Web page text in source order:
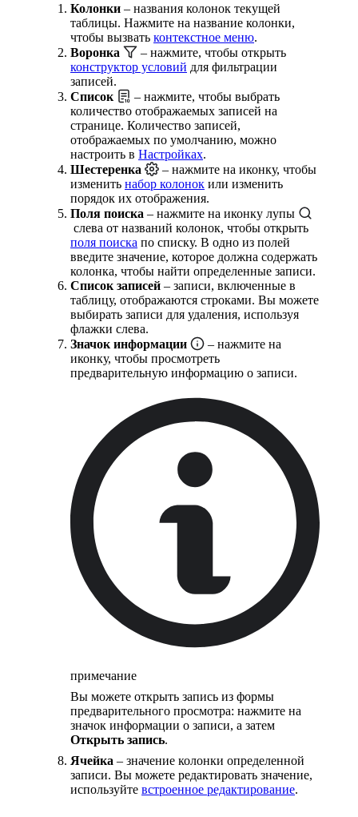
Колонки – названия колонок текущей
таблицы. Нажмите на название колонки,
чтобы вызвать контекстное меню.
Воронка
– нажмите, чтобы открыть
конструктор условий для фильтрации
записей.
Список
– нажмите, чтобы выбрать
количество отображаемых записей на
странице. Количество записей,
отображаемых по умолчанию, можно
настроить в Настройках.
Шестеренка
– нажмите на иконку, чтобы
изменить набор колонок или изменить
порядок их отображения.
Поля поиска – нажмите на иконку лупы
слева от названий колонок, чтобы открыть
поля поиска по списку. В одно из полей
введите значение, которое должна содержать
колонка, чтобы найти определенные записи.
Список записей – записи, включенные в
таблицу, отображаются строками. Вы можете
выбирать записи для удаления, используя
флажки слева.
Значок информации
– нажмите на
иконку, чтобы просмотреть
предварительную информацию о записи.
примечание
Вы можете открыть запись из формы
предварительного просмотра: нажмите на
значок информации о записи, а затем
Открыть запись.
Ячейка – значение колонки определенной
записи. Вы можете редактировать значение,
используйте встроенное редактирование.